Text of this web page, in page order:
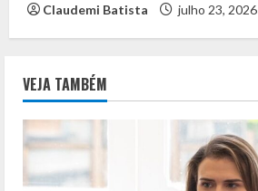
Claudemi Batista julho 23, 2026
VEJA TAMBÉM